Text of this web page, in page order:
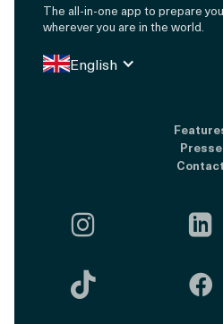
The all-in-one app to prepare
wherever you are in the world.
English
Presse
Contact
 
 